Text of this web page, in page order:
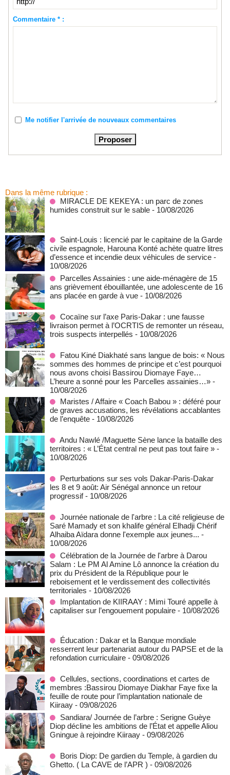
Commentaire * :
Me notifier l'arrivée de nouveaux commentaires
Dans la même rubrique :
MIRACLE DE KEKEYA : un parc de zones
humides construit sur le sable - 10/08/2026
Saint-Louis : licencié par le capitaine de la Garde
civile espagnole, Harouna Konté achète quatre litres
d’essence et incendie deux véhicules de service -
10/08/2026
Parcelles Assainies : une aide-ménagère de 15
ans grièvement ébouillantée, une adolescente de 16
ans placée en garde à vue - 10/08/2026
Cocaïne sur l’axe Paris-Dakar : une fausse
livraison permet à l’OCRTIS de remonter un réseau,
trois suspects interpellés - 10/08/2026
Fatou Kiné Diakhaté sans langue de bois: « Nous
sommes des hommes de principe et c’est pourquoi
nous avons choisi Bassirou Diomaye Faye…
L’heure a sonné pour les Parcelles assainies…» -
10/08/2026
Maristes / Affaire « Coach Babou » : déféré pour
de graves accusations, les révélations accablantes
de l’enquête - 10/08/2026
Andu Nawlé /Maguette Sène lance la bataille des
territoires : « L’État central ne peut pas tout faire » -
10/08/2026
Perturbations sur ses vols Dakar-Paris-Dakar
les 8 et 9 août: Air Sénégal annonce un retour
progressif - 10/08/2026
Journée nationale de l'arbre : La cité religieuse de
Saré Mamady et son khalife général Elhadji Chérif
Alhaiba Aïdara donne l'exemple aux jeunes... -
10/08/2026
Célébration de la Journée de l'arbre à Darou
Salam : Le PM Al Amine Lô annonce la création du
prix du Président de la République pour le
reboisement et le verdissement des collectivités
territoriales - 10/08/2026
Implantation de KIIRAAY : Mimi Touré appelle à
capitaliser sur l’engouement populaire - 10/08/2026
Éducation : Dakar et la Banque mondiale
resserrent leur partenariat autour du PAPSE et de la
refondation curriculaire - 09/08/2026
Cellules, sections, coordinations et cartes de
membres :Bassirou Diomaye Diakhar Faye fixe la
feuille de route pour l’implantation nationale de
Kiiraay - 09/08/2026
Sandiara/ Journée de l’arbre : Serigne Guèye
Diop décline les ambitions de l’État et appelle Aliou
Gningue à rejoindre Kiiraay - 09/08/2026
Boris Diop: De gardien du Temple, à gardien du
Ghetto. ( La CAVE de l’APR ) - 09/08/2026